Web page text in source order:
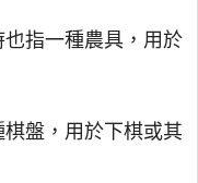
指一種農具，用於
盤，用於下棋或其